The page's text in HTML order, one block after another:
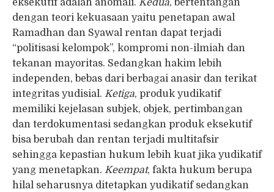
eksekutif adalah anomali. Kedua, bertentangan
dengan teori kekuasaan yaitu penetapan awal
Ramadhan dan Syawal rentan dapat terjadi
“politisasi kelompok”, kompromi non-ilmiah dan
tekanan mayoritas. Sedangkan hakim lebih
independen, bebas dari berbagai anasir dan terikat
integritas yudisial. Ketiga, produk yudikatif
memiliki kejelasan subjek, objek, pertimbangan
dan terdokumentasi sedangkan produk eksekutif
bisa berubah dan rentan terjadi multitafsir
sehingga kepastian hukum lebih kuat jika yudikatif
yang menetapkan. Keempat, fakta hukum berupa
hilal seharusnya ditetapkan yudikatif sedangkan